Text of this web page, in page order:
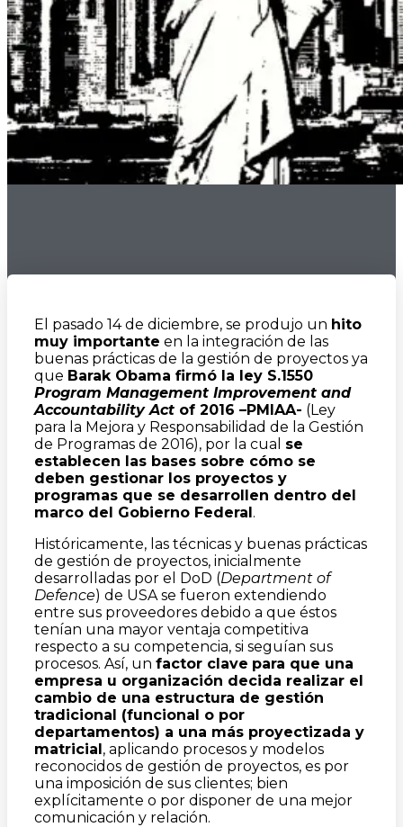
El pasado 14 de diciembre, se produjo un hito
muy importante en la integración de las
buenas prácticas de la gestión de proyectos ya
que Barak Obama firmó la ley S.1550
Program Management Improvement and
Accountability Act of 2016 –PMIAA- (Ley
para la Mejora y Responsabilidad de la Gestión
de Programas de 2016), por la cual se
establecen las bases sobre cómo se
deben gestionar los proyectos y
programas que se desarrollen dentro del
marco del Gobierno Federal.
Históricamente, las técnicas y buenas prácticas
de gestión de proyectos, inicialmente
desarrolladas por el DoD (Department of
Defence) de USA se fueron extendiendo
entre sus proveedores debido a que éstos
tenían una mayor ventaja competitiva
respecto a su competencia, si seguían sus
procesos. Así, un factor clave para que una
empresa u organización decida realizar el
cambio de una estructura de gestión
tradicional (funcional o por
departamentos) a una más proyectizada y
matricial, aplicando procesos y modelos
reconocidos de gestión de proyectos, es por
una imposición de sus clientes; bien
explícitamente o por disponer de una mejor
comunicación y relación.